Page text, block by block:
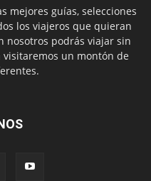
mejores guías, selecciones
los viajeros que quieran
nosotros podrás viajar sin
visitaremos un montón de